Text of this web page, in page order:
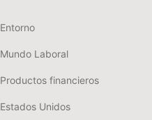
Entorno
Mundo Laboral
Productos financieros
Estados Unidos